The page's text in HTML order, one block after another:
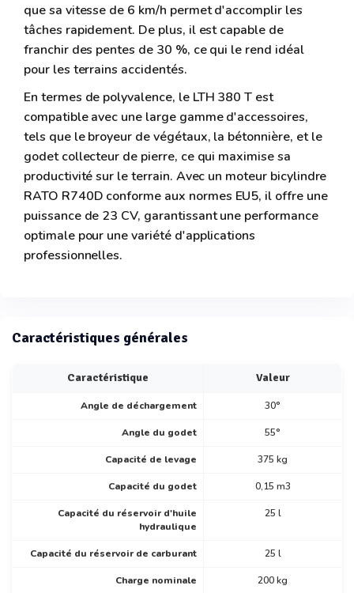
que sa vitesse de 6 km/h permet d'accomplir les
tâches rapidement. De plus, il est capable de
franchir des pentes de 30 %, ce qui le rend idéal
pour les terrains accidentés.
En termes de polyvalence, le LTH 380 T est
compatible avec une large gamme d'accessoires,
tels que le broyeur de végétaux, la bétonnière, et le
godet collecteur de pierre, ce qui maximise sa
productivité sur le terrain. Avec un moteur bicylindre
RATO R740D conforme aux normes EU5, il offre une
puissance de 23 CV, garantissant une performance
optimale pour une variété d'applications
professionnelles.
Caractéristiques générales
Caractéristique Valeur
Angle de déchargement 30°
Angle du godet 55°
Capacité de levage 375 kg
Capacité du godet 0,15 m3
Capacité du réservoir d'huile
hydraulique
25 l
Capacité du réservoir de carburant 25 l
Charge nominale 200 kg